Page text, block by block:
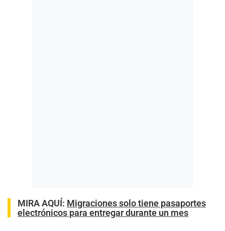
MIRA AQUÍ: Migraciones solo tiene pasaportes
electrónicos para entregar durante un mes